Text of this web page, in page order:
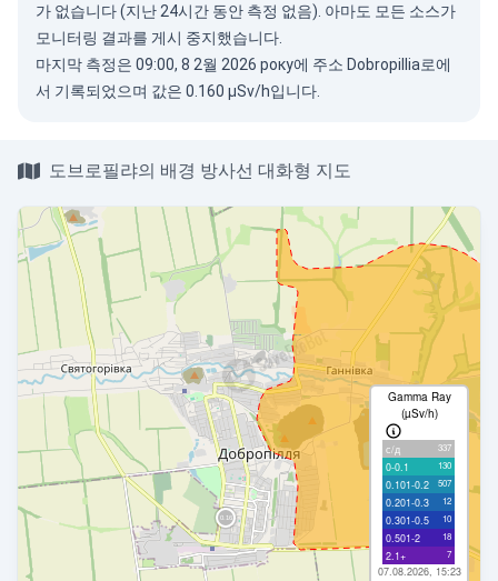
가 없습니다 (지난 24시간 동안 측정 없음). 아마도 모든 소스가
모니터링 결과를 게시 중지했습니다.
마지막 측정은 09:00, 8 2월 2026 року에 주소 Dobropillia로에
서 기록되었으며 값은 0.160 µSv/h입니다.
도브로필랴의 배경 방사선 대화형 지도
Gamma Ray
(µSv/h)
с/д 337
0-0.1 130
0.101-0.2 507
0.201-0.3 12
0.301-0.5 10
0.501-2 18
2.1+ 7
07.08.2026, 15:23